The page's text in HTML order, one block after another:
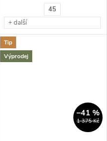
45
+ další
Tip
Výprodej
1 375 Kč
–41 %